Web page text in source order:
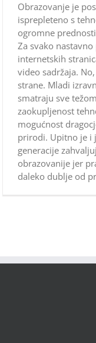
Obrazovanje je
isprepleteno s
ogromne
Za svako
internetskih
video sadržaja.
strane. Mladi
smatraju sve
zaokupljenost
mogućnost
prirodi. Upitno je i
generacije
obrazovanije jer
daleko dublje od